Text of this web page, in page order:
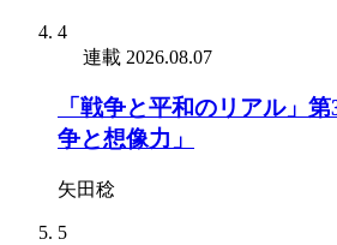
4
連載 2026.08.07
「戦争と平和のリアル」
争と想像力」
矢田稔
5